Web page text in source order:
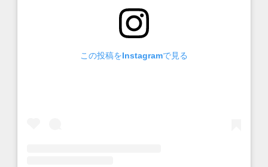
この投稿をInstagramで見る